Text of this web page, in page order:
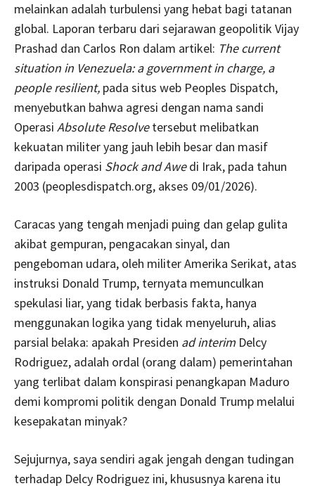
melainkan adalah turbulensi yang hebat bagi tatanan
global. Laporan terbaru dari sejarawan geopolitik Vijay
Prashad dan Carlos Ron dalam artikel: The current
situation in Venezuela: a government in charge, a
people resilient, pada situs web Peoples Dispatch,
menyebutkan bahwa agresi dengan nama sandi
Operasi Absolute Resolvetersebut melibatkan
kekuatan militer yang jauh lebih besar dan masif
daripada operasi Shock and Awedi Irak, pada tahun
2003 (peoplesdispatch.org, akses 09/01/2026).
Caracas yang tengah menjadi puing dan gelap gulita
akibat gempuran, pengacakan sinyal, dan
pengeboman udara, oleh militer Amerika Serikat, atas
instruksi Donald Trump, ternyata memunculkan
spekulasi liar, yang tidak berbasis fakta, hanya
menggunakan logika yang tidak menyeluruh, alias
parsial belaka: apakah Presiden ad interim Delcy
Rodriguez, adalah ordal (orang dalam) pemerintahan
yang terlibat dalam konspirasi penangkapan Maduro
demi kompromi politik dengan Donald Trump melalui
kesepakatan minyak?
Sejujurnya, saya sendiri agak jengah dengan tudingan
terhadap Delcy Rodriguez ini, khususnya karena itu